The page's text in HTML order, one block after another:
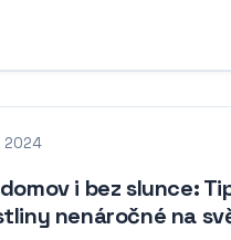
2024
i bez slunce:
nenáročné na